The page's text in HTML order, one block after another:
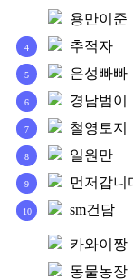
용만이준
4 추적자
5 은성빠빠
6 경남범이
7 철영토지
8 일원만
9 먼저갑니
10 sm건담
카와이짱
동물농장